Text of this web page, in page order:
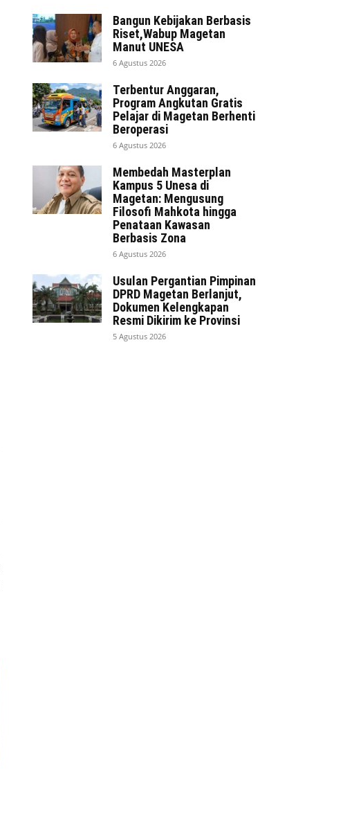
Bangun Kebijakan Berbasis
Riset,Wabup Magetan
Manut UNESA
6 Agustus 2026
Terbentur Anggaran,
Program Angkutan Gratis
Pelajar di Magetan Berhenti
Beroperasi
6 Agustus 2026
Membedah Masterplan
Kampus 5 Unesa di
Magetan: Mengusung
Filosofi Mahkota hingga
Penataan Kawasan
Berbasis Zona
6 Agustus 2026
Usulan Pergantian Pimpinan
DPRD Magetan Berlanjut,
Dokumen Kelengkapan
Resmi Dikirim ke Provinsi
5 Agustus 2026